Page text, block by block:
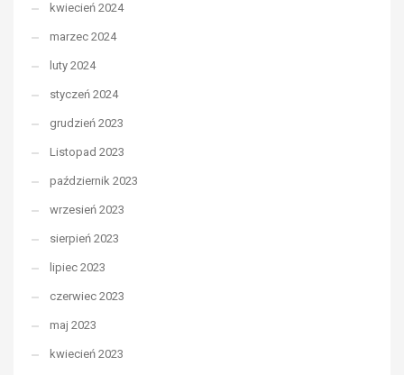
kwiecień 2024
marzec 2024
luty 2024
styczeń 2024
grudzień 2023
Listopad 2023
październik 2023
wrzesień 2023
sierpień 2023
lipiec 2023
czerwiec 2023
maj 2023
kwiecień 2023